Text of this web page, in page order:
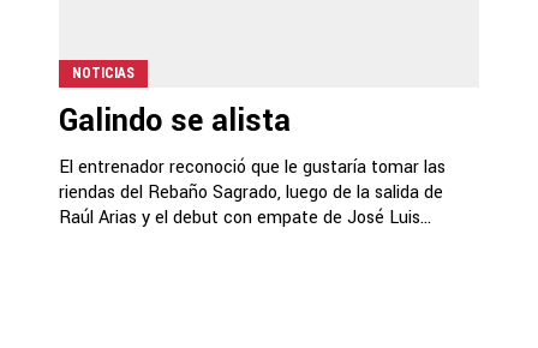
NOTICIAS
Galindo se alista
El entrenador reconoció que le gustaría tomar las
riendas del Rebaño Sagrado, luego de la salida de
Raúl Arias y el debut con empate de José Luis...